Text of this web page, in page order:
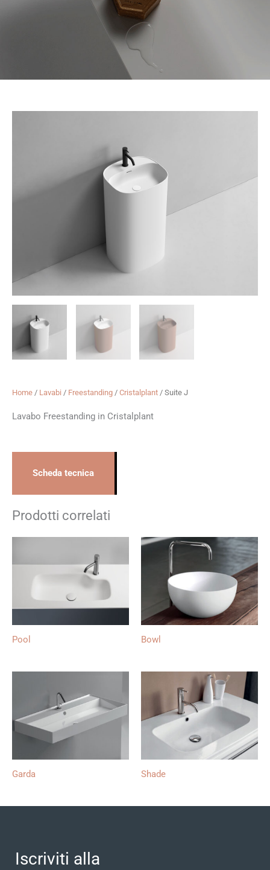
Home / Lavabi / Freestanding / Cristalplant / Suite J
Lavabo Freestanding in Cristalplant
Scheda tecnica
Prodotti correlati
Pool Bowl
Garda Shade
Iscriviti alla